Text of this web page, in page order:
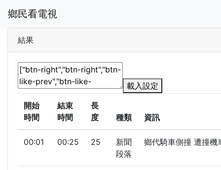
鄉民看電視
結果
載入設定
開始
時間
結束
時間
長
度
種類 資訊
00:01 00:25 25
新聞
段落
鄉代騎車側撞 遭撞機